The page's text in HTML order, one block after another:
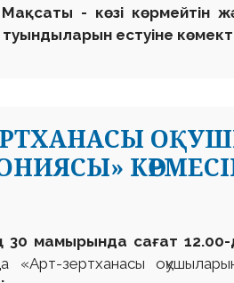
- көзі көрмейтін
естуіне
30 мамырында сағат 12.00-
«Арт-зертханасы